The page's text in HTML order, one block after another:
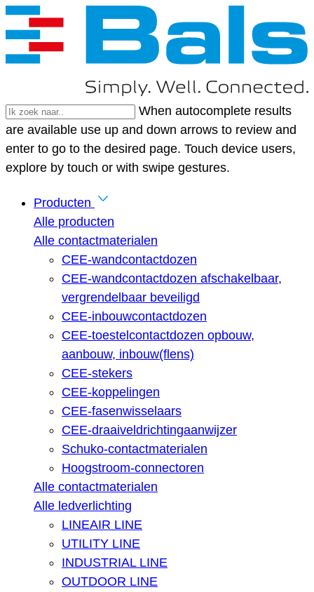
When autocomplete results
are available use up and down arrows to review and
enter to go to the desired page. Touch device users,
explore by touch or with swipe gestures.
Producten
Alle producten
Alle contactmaterialen
CEE-wandcontactdozen
CEE-wandcontactdozen afschakelbaar,
vergrendelbaar beveiligd
CEE-inbouwcontactdozen
CEE-toestelcontactdozen opbouw,
aanbouw, inbouw(flens)
CEE-stekers
CEE-koppelingen
CEE-fasenwisselaars
CEE-draaiveldrichtingaanwijzer
Schuko-contactmaterialen
Hoogstroom-connectoren
Alle contactmaterialen
Alle ledverlichting
LINEAIR LINE
UTILITY LINE
INDUSTRIAL LINE
OUTDOOR LINE